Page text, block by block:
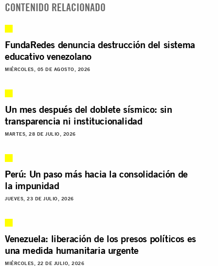
CONTENIDO RELACIONADO
FundaRedes denuncia destrucción del sistema
educativo venezolano
MIÉRCOLES, 05 DE AGOSTO, 2026
Un mes después del doblete sísmico: sin
transparencia ni institucionalidad
MARTES, 28 DE JULIO, 2026
Perú: Un paso más hacia la consolidación de
la impunidad
JUEVES, 23 DE JULIO, 2026
Venezuela: liberación de los presos políticos es
una medida humanitaria urgente
MIÉRCOLES, 22 DE JULIO, 2026